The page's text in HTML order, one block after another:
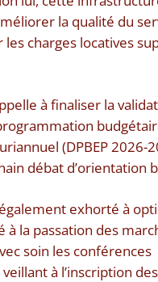
la qualité du
les charges locatives
à finaliser la
(DPBEP 2026-
débat d’orientation
exhorté à
à la passation des
soin les conférences
à l’inscription